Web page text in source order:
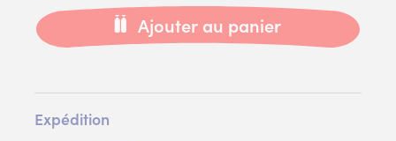
Ajouter au panier
Expédition